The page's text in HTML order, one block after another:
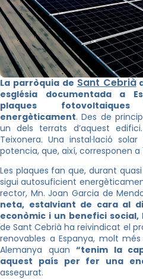
La parròquia de Sant Cebrià
església documentada a
plaques
energèticament. Des de
un dels terrats d’aquest
Teixonera. Una instal·lació
potencia, que, així, corresponen a
Les plaques fan que, durant
sigui autosuficient
rector, Mn. Joan Garcia de
neta, estalviant de cara al
econòmic i un benefici social,
de Sant Cebrià ha reivindicat el
renovables a Espanya, molt
Alemanya quan“tenim la
aquest país per fer una
assegurat.